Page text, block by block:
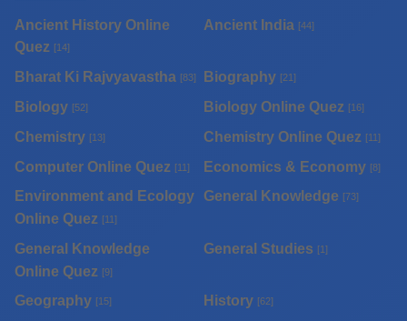
Ancient History Online
Quez [14]
Ancient India [44]
Bharat Ki Rajvyavastha [83] Biography [21]
Biology [52] Biology Online Quez [16]
Chemistry [13] Chemistry Online Quez [11]
Computer Online Quez [11] Economics & Economy [8]
Environment and Ecology
Online Quez [11]
General Knowledge [73]
General Knowledge
Online Quez [9]
General Studies [1]
Geography [15] History [62]